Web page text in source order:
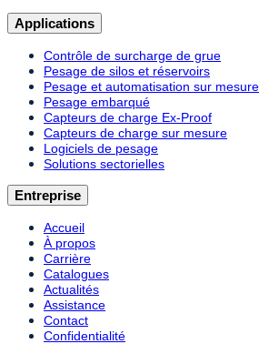
Applications
Contrôle de surcharge de grue
Pesage de silos et réservoirs
Pesage et automatisation sur mesure
Pesage embarqué
Capteurs de charge Ex-Proof
Capteurs de charge sur mesure
Logiciels de pesage
Solutions sectorielles
Entreprise
Accueil
À propos
Carrière
Catalogues
Actualités
Assistance
Contact
Confidentialité